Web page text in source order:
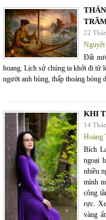
22
Đất
hoang. Lịch sử chúng ta khởi đi từ
người anh hùng, thấp thoáng bóng
KHI
14
Hoàng
Bích
ngoại
nhiều
mình
công
rực.
vàng